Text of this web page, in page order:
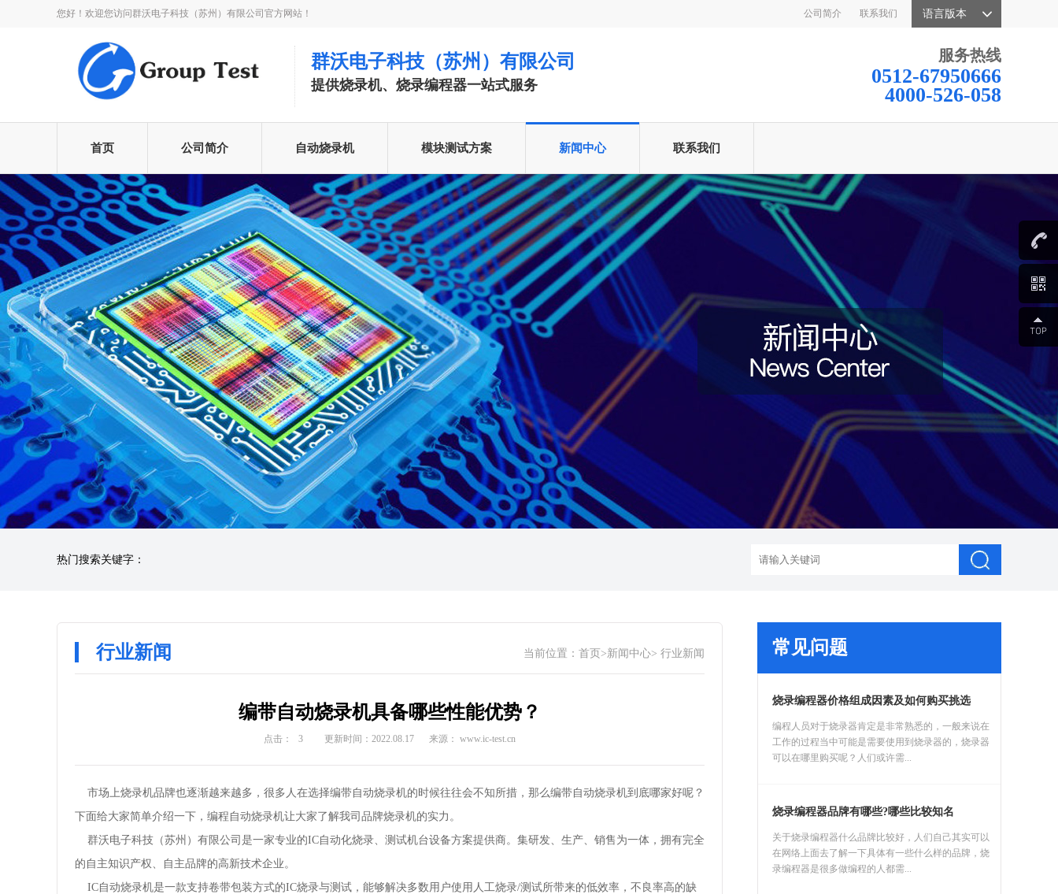
您好！欢迎您访问群沃电子科技（苏州）有限公司官方网站！ 语言版本
公司简介 联系我们
群沃电子科技（苏州）有限公司
提供烧录机、烧录编程器一站式服务
服务热线
0512-67950666
4000-526-058
首页 公司简介 自动烧录机 模块测试方案 新闻中心 联系我们
热门搜索关键字：
行业新闻 当前位置： 首页 >新闻中心> 行业新闻
编带自动烧录机具备哪些性能优势？
点击： 3 更新时间：2022.08.17 来源： www.ic-test.cn
市场上烧录机品牌也逐渐越来越多，很多人在选择编带自动烧录机的时候往往会不知所措，那么编带自动烧录机到底哪家好呢？
下面给大家简单介绍一下，编程自动烧录机让大家了解我司品牌烧录机的实力。
群沃电子科技（苏州）有限公司是一家专业的IC自动化烧录、测试机台设备方案提供商。集研发、生产、销售为一体，拥有完全
的自主知识产权、自主品牌的高新技术企业。
IC自动烧录机是一款支持卷带包装方式的IC烧录与测试，能够解决多数用户使用人工烧录/测试所带来的低效率，不良率高的缺
常见问题
烧录编程器价格组成因素及如何购买挑选
编程人员对于烧录器肯定是非常熟悉的，一般来说在
工作的过程当中可能是需要使用到烧录器的，烧录器
可以在哪里购买呢？人们或许需...
烧录编程器品牌有哪些?哪些比较知名
关于烧录编程器什么品牌比较好，人们自己其实可以
在网络上面去了解一下具体有一些什么样的品牌，烧
录编程器是很多做编程的人都需...